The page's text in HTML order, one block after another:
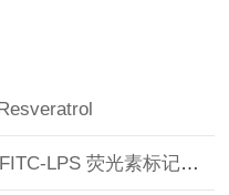
下一篇 : FITC荧光标记脂多糖 FITC-LPS 荧光素标记脂多糖